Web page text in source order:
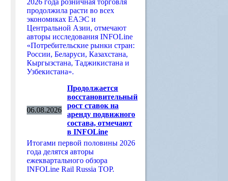
2026 года розничная торговля
продолжила расти во всех
экономиках ЕАЭС и
Центральной Азии, отмечают
авторы исследования INFOLine
«Потребительские рынки стран:
России, Беларуси, Казахстана,
Кыргызстана, Таджикистана и
Узбекистана».
06.08.2026
Продолжается
восстановительный
рост ставок на
аренду подвижного
состава, отмечают
в INFOLine
Итогами первой половины 2026
года делятся авторы
ежеквартального обзора
INFOLine Rail Russia TOP.